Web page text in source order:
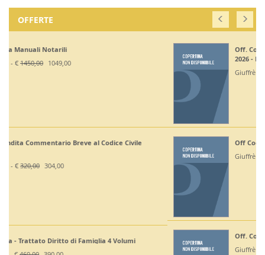
Off. Codici Civile, Penale, Proc Civile, Proc Penale
Off Codici Civile e Penale 2026 - Esame Avvocato
Off. Codici Civile e Proc Civile 2026 - Esame Avvocato
Giuffrè - €195,00 185,20